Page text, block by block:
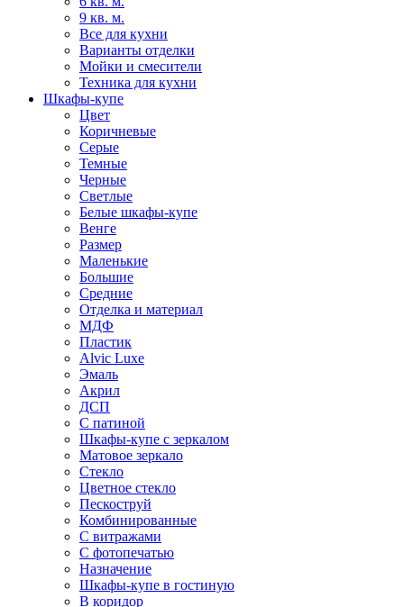
9 кв. м.
Все для кухни
Варианты отделки
Мойки и смесители
Техника для кухни
Шкафы-купе
Цвет
Коричневые
Серые
Темные
Черные
Светлые
Белые шкафы-купе
Венге
Размер
Маленькие
Большие
Средние
Отделка и материал
МДФ
Пластик
Alvic Luxe
Эмаль
Акрил
ДСП
С патиной
Шкафы-купе с зеркалом
Матовое зеркало
Стекло
Цветное стекло
Пескоструй
Комбинированные
С витражами
С фотопечатью
Назначение
Шкафы-купе в гостиную
В коридор